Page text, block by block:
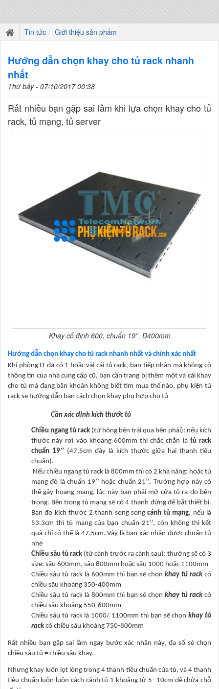
Tin tức Giới thiệu sản phẩm
Hướng dẫn chọn khay cho tủ rack nhanh
nhất
Thứ bảy - 07/10/2017 00:38
Rất nhiều bạn gặp sai lầm khi lựa chọn khay cho tủ
rack, tủ mạng, tủ server
Khay cố định 600, chuẩn 19'', D400mm
Hướng dẫn chọn khay cho tủ rack nhanh nhất và chính xác nhất
Khi phòng IT đã có 1 hoặc vài cái tủ rack, bạn tiếp nhận mà không có
thông tin của nhà cung cấp cũ, bạn cần trang bị thêm một và cái khay
cho tủ mà đang băn khoăn không biết tìm mua thế nào, phụ kiện tủ
rack sẽ hướng dẫn bạn cách chọn khay phụ hợp cho tủ
Cần xác định kích thước tủ
Chiều ngang tủ rack (từ hông bên trái qua bên phải): nếu kích
thước này rơi vào khoảng 600mm thì chắc chắn là tủ rack
chuẩn 19’’ (47,5cm đây là kích thước giữa hai thanh tiêu
chuẩn).
Nếu chiều ngang tủ rack là 800mm thì có 2 khả năng: hoặc tủ
mạng đó là chuẩn 19’’ hoặc chuẩn 21’’. Trường hợp này có
thể gây hoang mang, lúc này bạn phải mở cửa tủ ra đo bên
trong. Bên trong tủ mạng sẽ có 4 thanh đứng để bắt thiết bị.
Bạn đo kích thước 2 thanh song songcánh tủ mạng, nếu là
53.3cm thì tủ mạng của bạn chuẩn 21’’, còn không thì kết
quả chỉ có thể là 47.5cm. Vậy là bạn xác nhận được chuẩn tủ
nhé
Chiều sâu tủ rack (từ cánh trước ra cánh sau): thường sẽ có 3
size: sâu 600mm, sâu 800mm hoặc sâu 1000 hoặc 1100mm
Chiều sâu tủ rack là 600mm thì bạn sẽ chọn khay tủ rackcó
chiều sâu khoảng 350-400mm
Chiều sâu tủ rack là 800mm thì bạn sẽ chọn khay tủ rackcó
chiều sâu khoảng 550-600mm
Chiều sâu tủ rack là 1000/ 1100mm thì bạn sẽ chọnkhay tủ
rackcó chiều sâu khoảng 750-800mm
Rất nhiều bạn gặp sai lầm ngay bước xác nhận này, đa số sẽ chọn
chiều sâu tủ = chiều sâu khay.
Nhưng khay luôn lọt lòng trong 4 thanh tiêu chuẩn của tủ, và 4 thanh
tiêu chuẩn luôn luôn cách cánh tủ 1 khoảng từ 5- 10cm để chừa chỗ